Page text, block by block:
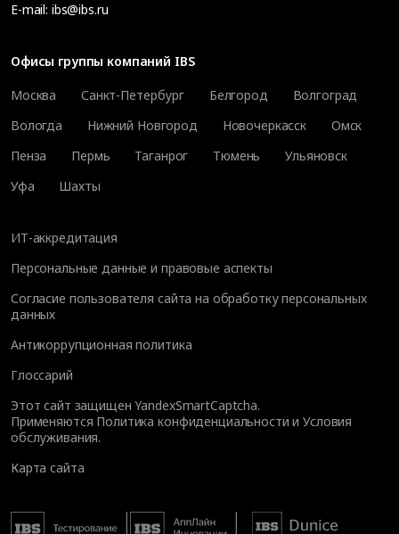
E-mail: ibs@ibs.ru
Офисы группы компаний IBS
Москва
Санкт-Петербург Белгород
Волгоград
Вологда
Нижний Новгород Новочеркасск
Омск
Пенза
Пермь Таганрог Тюмень
Ульяновск
Уфа
Шахты
ИТ-аккредитация
Персональные данные и правовые аспекты
Согласие пользователя сайта на обработку персональных
данных
Антикоррупционная политика
Глоссарий
Этот сайт защищен YandexSmartCaptcha.
Применяются Политика конфиденциальности иУсловия
обслуживания.
Карта сайта